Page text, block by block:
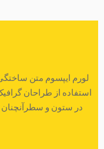
لورم ایپسوم متن
استفاده از طراحان
در ستون و سطرآنچنان